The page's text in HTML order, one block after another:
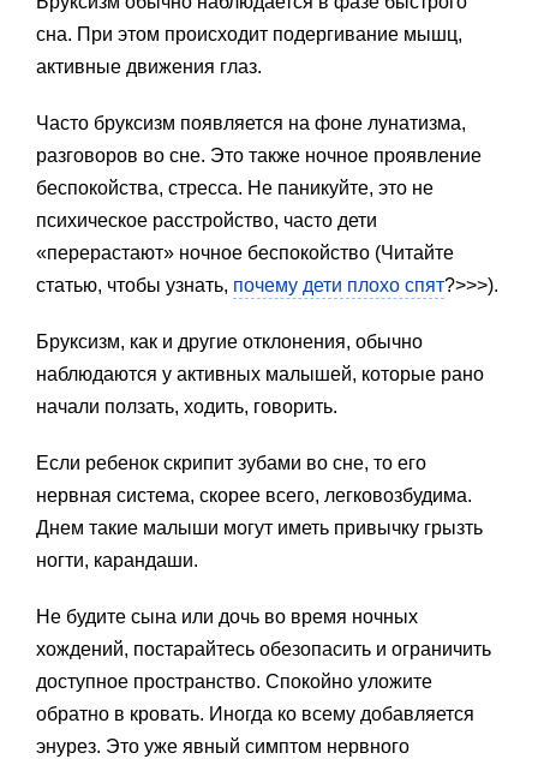
сна. При этом происходит подергивание мышц,
активные движения глаз.
Часто бруксизм появляется на фоне лунатизма,
разговоров во сне. Это также ночное проявление
беспокойства, стресса. Не паникуйте, это не
психическое расстройство, часто дети
«перерастают» ночное беспокойство (Читайте
статью, чтобы узнать, почему дети плохо спят?>>>).
Бруксизм, как и другие отклонения, обычно
наблюдаются у активных малышей, которые рано
начали ползать, ходить, говорить.
Если ребенок скрипит зубами во сне, то его
нервная система, скорее всего, легковозбудима.
Днем такие малыши могут иметь привычку грызть
ногти, карандаши.
Не будите сына или дочь во время ночных
хождений, постарайтесь обезопасить и ограничить
доступное пространство. Спокойно уложите
обратно в кровать. Иногда ко всему добавляется
энурез. Это уже явный симптом нервного